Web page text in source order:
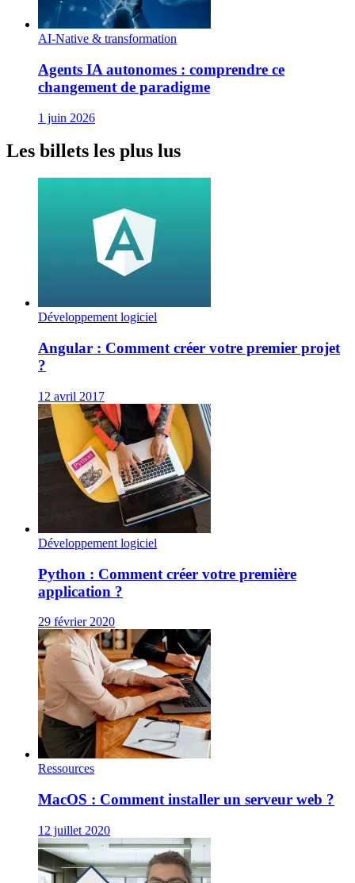
AI-Native & transformation
Agents IA autonomes : comprendre ce
changement de paradigme
1 juin 2026
Les billets les plus lus
Développement logiciel
Angular : Comment créer votre premier projet
?
12 avril 2017
Développement logiciel
Python : Comment créer votre première
application ?
29 février 2020
Ressources
MacOS : Comment installer un serveur web ?
12 juillet 2020